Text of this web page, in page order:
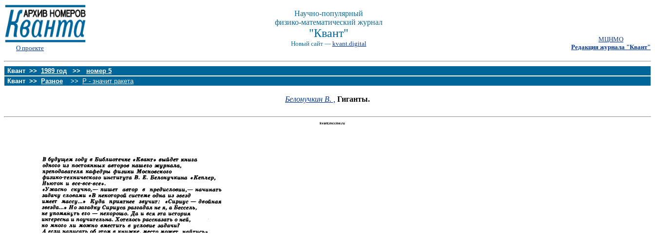
О проекте
Научно-популярный
физико-математический журнал
"Квант"
Новый сайт — kvant.digital
МЦНМО
Редакция журнала "Квант"
Квант >> 1989 год >> номер 5
Квант >>
Разное >> Р - значит ракета
Белонучкин В. , Гиганты.